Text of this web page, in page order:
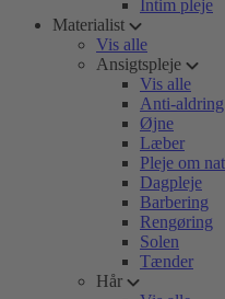
Intim pleje
Materialist
Vis alle
Ansigtspleje
Vis alle
Anti-aldring
Øjne
Læber
Pleje om
Dagpleje
Barbering
Rengøring
Solen
Tænder
Hår